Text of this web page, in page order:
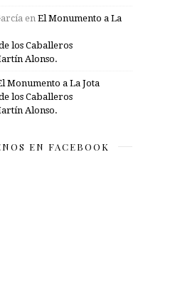
en El Monumento a La
los Caballeros
Alonso.
Monumento a La Jota
los Caballeros
Alonso.
EN FACEBOOK